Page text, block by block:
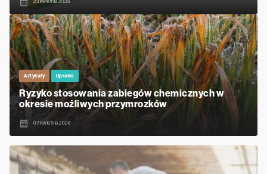
23 kwietnia 2026
Artykuły Uprawa
Ryzyko stosowania zabiegów chemicznych w
okresie możliwych przymrozków
07 kwietnia 2026